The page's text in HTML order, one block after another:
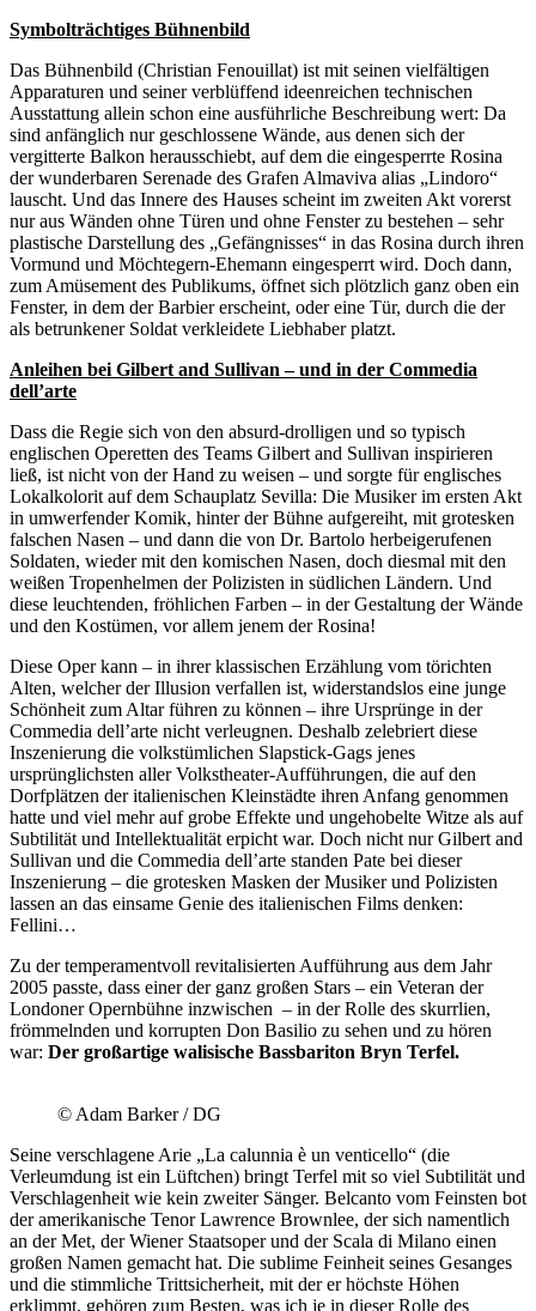
Symbolträchtiges Bühnenbild
Das Bühnenbild (Christian Fenouillat) ist mit seinen vielfältigen
Apparaturen und seiner verblüffend ideenreichen technischen
Ausstattung allein schon eine ausführliche Beschreibung wert: Da
sind anfänglich nur geschlossene Wände, aus denen sich der
vergitterte Balkon herausschiebt, auf dem die eingesperrte Rosina
der wunderbaren Serenade des Grafen Almaviva alias „Lindoro“
lauscht. Und das Innere des Hauses scheint im zweiten Akt vorerst
nur aus Wänden ohne Türen und ohne Fenster zu bestehen – sehr
plastische Darstellung des „Gefängnisses“ in das Rosina durch ihren
Vormund und Möchtegern-Ehemann eingesperrt wird. Doch dann,
zum Amüsement des Publikums, öffnet sich plötzlich ganz oben ein
Fenster, in dem der Barbier erscheint, oder eine Tür, durch die der
als betrunkener Soldat verkleidete Liebhaber platzt.
Anleihen bei Gilbert and Sullivan – und in der Commedia
dell’arte
Dass die Regie sich von den absurd-drolligen und so typisch
englischen Operetten des Teams Gilbert and Sullivan inspirieren
ließ, ist nicht von der Hand zu weisen – und sorgte für englisches
Lokalkolorit auf dem Schauplatz Sevilla: Die Musiker im ersten Akt
in umwerfender Komik, hinter der Bühne aufgereiht, mit grotesken
falschen Nasen – und dann die von Dr. Bartolo herbeigerufenen
Soldaten, wieder mit den komischen Nasen, doch diesmal mit den
weißen Tropenhelmen der Polizisten in südlichen Ländern. Und
diese leuchtenden, fröhlichen Farben – in der Gestaltung der Wände
und den Kostümen, vor allem jenem der Rosina!
Diese Oper kann – in ihrer klassischen Erzählung vom törichten
Alten, welcher der Illusion verfallen ist, widerstandslos eine junge
Schönheit zum Altar führen zu können – ihre Ursprünge in der
Commedia dell’arte nicht verleugnen. Deshalb zelebriert diese
Inszenierung die volkstümlichen Slapstick-Gags jenes
ursprünglichsten aller Volkstheater-Aufführungen, die auf den
Dorfplätzen der italienischen Kleinstädte ihren Anfang genommen
hatte und viel mehr auf grobe Effekte und ungehobelte Witze als auf
Subtilität und Intellektualität erpicht war. Doch nicht nur Gilbert and
Sullivan und die Commedia dell’arte standen Pate bei dieser
Inszenierung – die grotesken Masken der Musiker und Polizisten
lassen an das einsame Genie des italienischen Films denken:
Fellini…
Zu der temperamentvoll revitalisierten Aufführung aus dem Jahr
2005 passte, dass einer der ganz großen Stars – ein Veteran der
Londoner Opernbühne inzwischen – in der Rolle des skurrlien,
frömmelnden und korrupten Don Basilio zu sehen und zu hören
war: Der großartige walisische Bassbariton Bryn Terfel.
© Adam Barker / DG
Seine verschlagene Arie „La calunnia è un venticello“ (die
Verleumdung ist ein Lüftchen) bringt Terfel mit so viel Subtilität und
Verschlagenheit wie kein zweiter Sänger. Belcanto vom Feinsten bot
der amerikanische Tenor Lawrence Brownlee, der sich namentlich
an der Met, der Wiener Staatsoper und der Scala di Milano einen
großen Namen gemacht hat. Die sublime Feinheit seines Gesanges
und die stimmliche Trittsicherheit, mit der er höchste Höhen
erklimmt, gehören zum Besten, was ich je in dieser Rolle des